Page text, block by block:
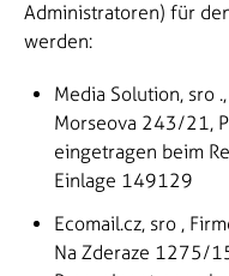
Administratoren) für
werden:
Media Solution, sro
Morseova 243/21,
eingetragen beim
Einlage 149129
Ecomail.cz, sro ,
Na Zderaze 1275/